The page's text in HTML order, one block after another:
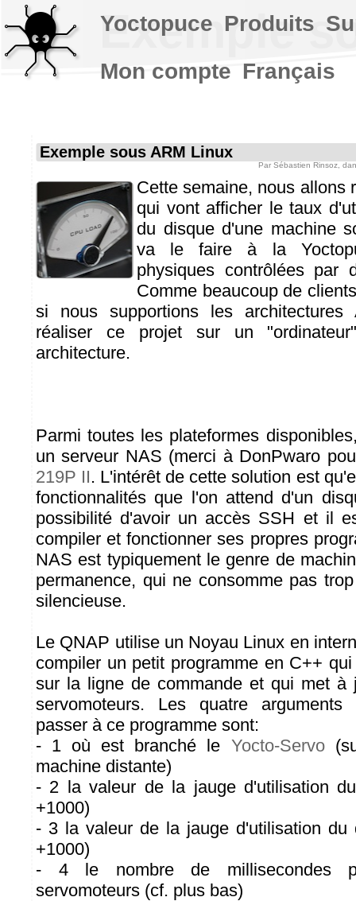
Exemple
Exemple sous ARM Linux
Par Sébastien Rinsoz ,
Cette semaine, nous allons
qui vont afficher le taux
du disque d'une machine
va le faire à la
physiques contrôlées par
Comme beaucoup de
si nous supportions les architectures
réaliser ce projet sur un
architecture.
Parmi toutes les plateformes
un serveur NAS (merci à DonPwaro
219P II. L'intérêt de cette solution est
fonctionnalités que l'on attend d'un
possibilité d'avoir un accès SSH et il
compiler et fonctionner ses propres
NAS est typiquement le genre de
permanence, qui ne consomme pas
silencieuse.
Le QNAP utilise un Noyau Linux en
compiler un petit programme en C++
sur la ligne de commande et qui met à
servomoteurs. Les quatre
passer à ce programme sont:
- 1 où est branché le Yocto-Servo
machine distante)
- 2 la valeur de la jauge d'utilisation
+1000)
- 3 la valeur de la jauge d'utilisation du
+1000)
- 4 le nombre de millisecondes
servomoteurs (cf. plus bas)
Yoctopuce Produits
Mon compte Français